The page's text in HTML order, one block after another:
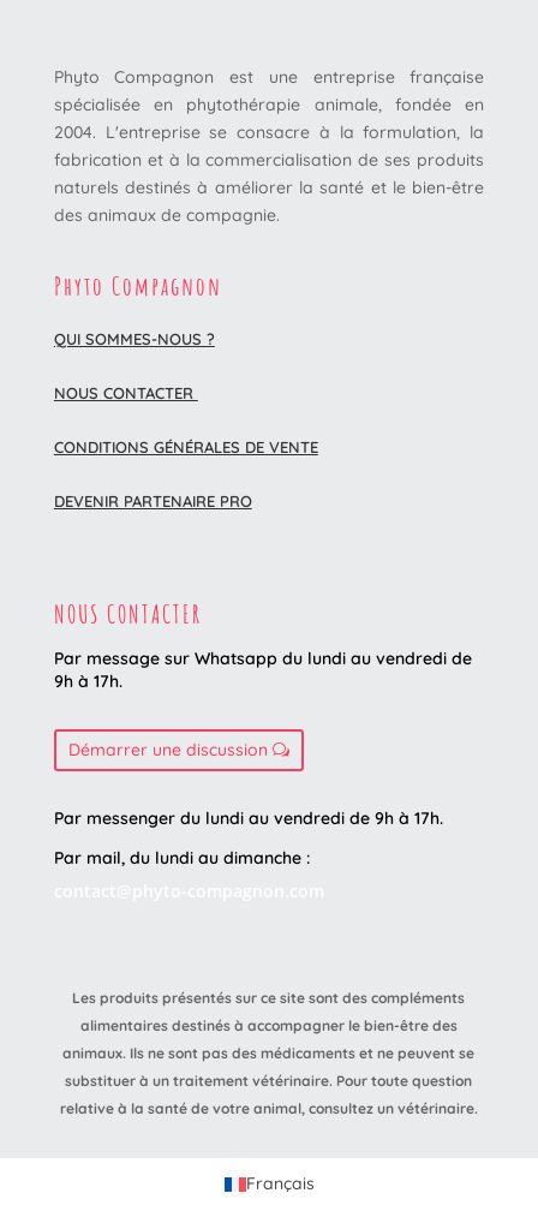
Phyto Compagnon est une entreprise française
spécialisée en phytothérapie animale, fondée en
2004. L'entreprise se consacre à la formulation, la
fabrication et à la commercialisation de ses produits
naturels destinés à améliorer la santé et le bien-être
des animaux de compagnie.
Phyto Compagnon
QUI SOMMES-NOUS ?
NOUS CONTACTER
CONDITIONS GÉNÉRALES DE VENTE
DEVENIR PARTENAIRE PRO
NOUS CONTACTER
Par message sur Whatsapp du lundi au vendredi de
9h à 17h.
Démarrer une discussion
Par messenger du lundi au vendredi de 9h à 17h.
Par mail, du lundi au dimanche :
Les produits présentés sur ce site sont des compléments
alimentaires destinés à accompagner le bien-être des
animaux. Ils ne sont pas des médicaments et ne peuvent se
substituer à un traitement vétérinaire. Pour toute question
relative à la santé de votre animal, consultez un vétérinaire.
Français